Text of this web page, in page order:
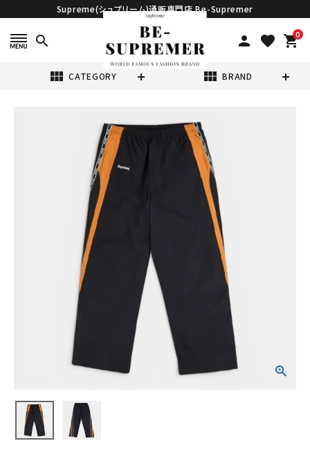
Supreme(シュプリーム)通販専門店 Be-Supremer
search person favorite 0
shopping_cart
view_module CATEGORY view_module BRAND
Tシャツ・ロングスリーブ
パーカー・トレーナー